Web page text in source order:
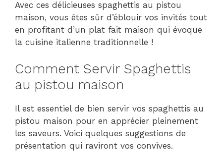
Avec ces délicieuses spaghettis au pistou
maison, vous êtes sûr d’éblouir vos invités tout
en profitant d’un plat fait maison qui évoque
la cuisine italienne traditionnelle !
Comment Servir Spaghettis
au pistou maison
Il est essentiel de bien servir vos spaghettis au
pistou maison pour en apprécier pleinement
les saveurs. Voici quelques suggestions de
présentation qui raviront vos convives.